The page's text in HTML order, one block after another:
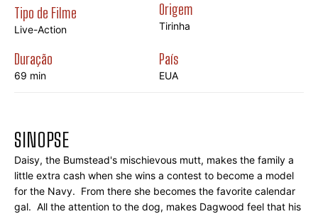
Tipo de Filme
Live-Action
Origem
Tirinha
Duração
69 min
País
EUA
SINOPSE
Daisy, the Bumstead's mischievous mutt, makes the family a
little extra cash when she wins a contest to become a model
for the Navy.  From there she becomes the favorite calendar
gal.  All the attention to the dog, makes Dagwood feel that his